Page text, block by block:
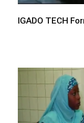
IGADO TECH